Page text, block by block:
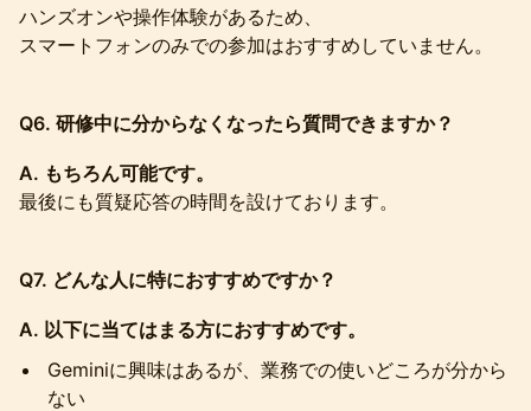
ハンズオンや操作体験があるため、
スマートフォンのみでの参加はおすすめしていません。
Q6. 研修中に分からなくなったら質問できますか？
A. もちろん可能です。
最後にも質疑応答の時間を設けております。
Q7. どんな人に特におすすめですか？
A. 以下に当てはまる方におすすめです。
Geminiに興味はあるが、業務での使いどころが分から
ない